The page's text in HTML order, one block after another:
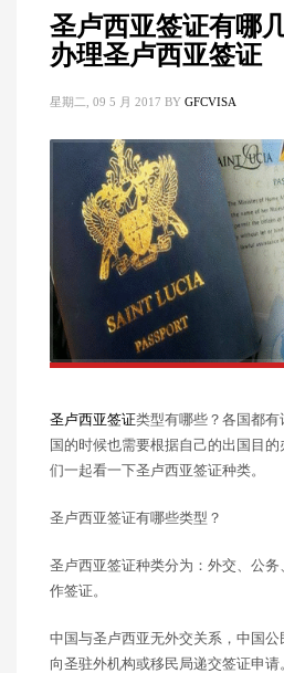
圣卢西亚签证有哪
办理圣卢西亚签证
星期二, 09 5 月 2017 BY GFCVISA
圣卢西亚签证类型有哪些？各国都
国的时候也需要根据自己的出国目
们一起看一下圣卢西亚签证种类。
圣卢西亚签证有哪些类型？
圣卢西亚签证种类分为：外交、公
作签证。
中国与圣卢西亚无外交关系，中国
向圣驻外机构或移民局递交签证申